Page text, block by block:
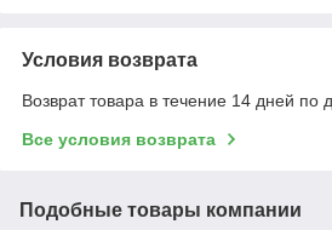
Условия возврата
Возврат товара в течение 14 дней по
Все условия возврата
Подобные товары компании